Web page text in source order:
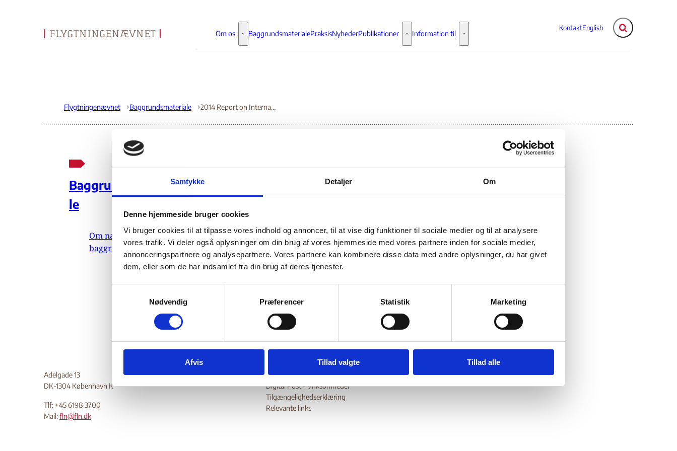
Samtykke Detaljer Om
Denne hjemmeside bruger cookies
Vi bruger cookies til at tilpasse vores indhold og annoncer, til at vise dig funktioner til sociale medier og til at analysere
vores trafik. Vi deler også oplysninger om din brug af vores hjemmeside med vores partnere inden for sociale medier,
annonceringspartnere og analysepartnere. Vores partnere kan kombinere disse data med andre oplysninger, du har givet
dem, eller som de har indsamlet fra din brug af deres tjenester.
v
Nødvendig Præferencer Statistik Marketing
Afvis Tillad valgte Tillad alle
Gå til forsiden
KontaktEnglish Fold søgefelt ud
Om os Om os - Flere links
BaggrundsmaterialePraksisNyhederPublikationer Publikationer - Flere links
Information til Information til - Flere links
Flygtningenævnet Baggrundsmateriale 2014 Report on International Religious Freedom – Uganda
Baggrundsmateria
le
Om nævnets
baggrundsmateriale
2014 Report on
International Religious
Freedom – Uganda
14.10.2015 Bilag 288US Department of State (USDoS)
Indeholder oplysninger om trosretninger og religionsfrihed
Adelgade 13
DK-1304 København K
Tlf: +45 6198 3700
Mail:fln@fln.dk
Digital Post - Borger
Digital Post - Virksomheder
Tilgængelighedserklæring
Relevante links